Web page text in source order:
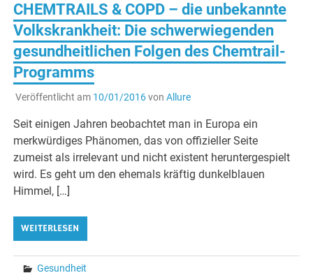
CHEMTRAILS & COPD – die unbekannte
Volkskrankheit: Die schwerwiegenden
gesundheitlichen Folgen des Chemtrail-
Programms
Veröffentlicht am 10/01/2016von Allure
Seit einigen Jahren beobachtet man in Europa ein
merkwürdiges Phänomen, das von offizieller Seite
zumeist als irrelevant und nicht existent heruntergespielt
wird. Es geht um den ehemals kräftig dunkelblauen
Himmel, […]
WEITERLESEN
Gesundheit